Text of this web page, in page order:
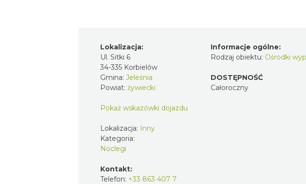
Lokalizacja:
Ul. Sitki 6
34-335 Korbielów
Gmina: Jeleśnia
Powiat: żywiecki
Pokaż wskazówki dojazdu
Lokalizacja: Inny
Kategoria:
Noclegi
Kontakt:
Telefon: +33 863 407 7
Informacje ogólne:
Rodzaj obiektu: Ośrodki
DOSTĘPNOŚĆ
Całoroczny